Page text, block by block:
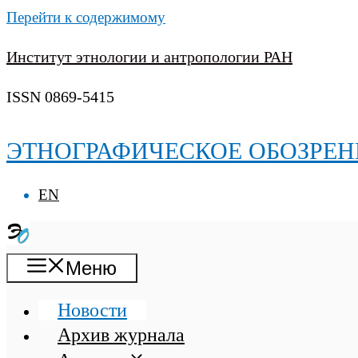
Перейти к содержимому
Институт этнологии и антропологии РАН
ISSN 0869-5415
ЭТНОГРАФИЧЕСКОЕ
EN
Меню
Новости
Архив журнала